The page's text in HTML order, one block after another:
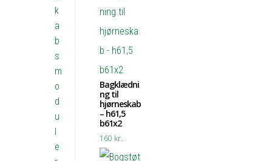
Bagklædni
ng til
hjørneskab
– h61,5
b61x2
160 kr.
k
a
b
s
m
o
d
u
l
e